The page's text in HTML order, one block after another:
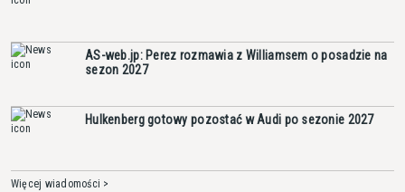
AS-web.jp: Perez rozmawia z Williamsem o posadzie na
sezon 2027
Hulkenberg gotowy pozostać w Audi po sezonie 2027
Więcej wiadomości >